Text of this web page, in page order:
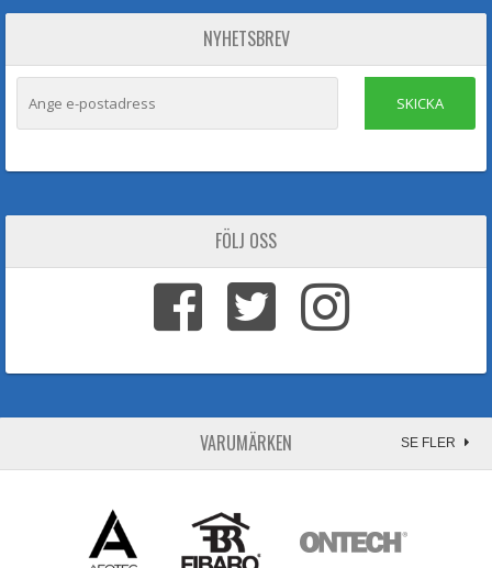
NYHETSBREV
SKICKA
FÖLJ OSS
VARUMÄRKEN SE FLER